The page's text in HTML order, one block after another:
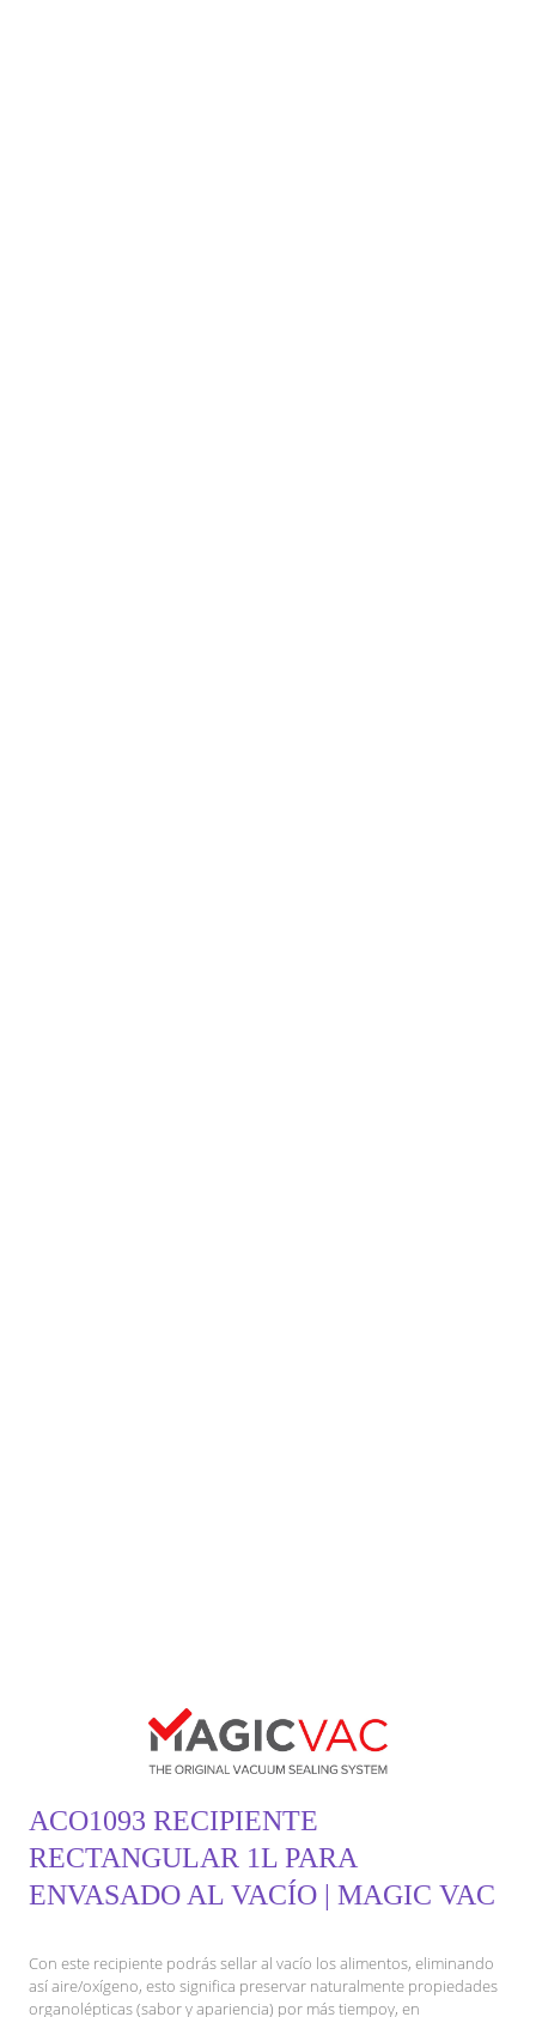
ACO1093 RECIPIENTE
RECTANGULAR 1L PARA
ENVASADO AL VACÍO | MAGIC VAC
Con este recipiente podrás sellar al vacío los alimentos, eliminando
así aire/oxígeno, esto significa preservar naturalmente propiedades
organolépticas (sabor y apariencia) por más tiempoy, en